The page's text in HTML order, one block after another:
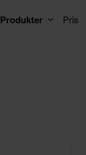
Produkter Pris